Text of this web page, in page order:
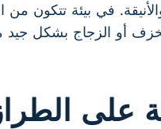
في بيئة تتكون
أو الزجاج بشكل جيد مع
على